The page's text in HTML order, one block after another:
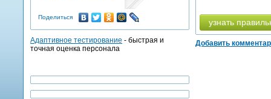
узнать
Добавить
Поделиться
Адаптивное тестирование - быстрая и
точная оценка персонала